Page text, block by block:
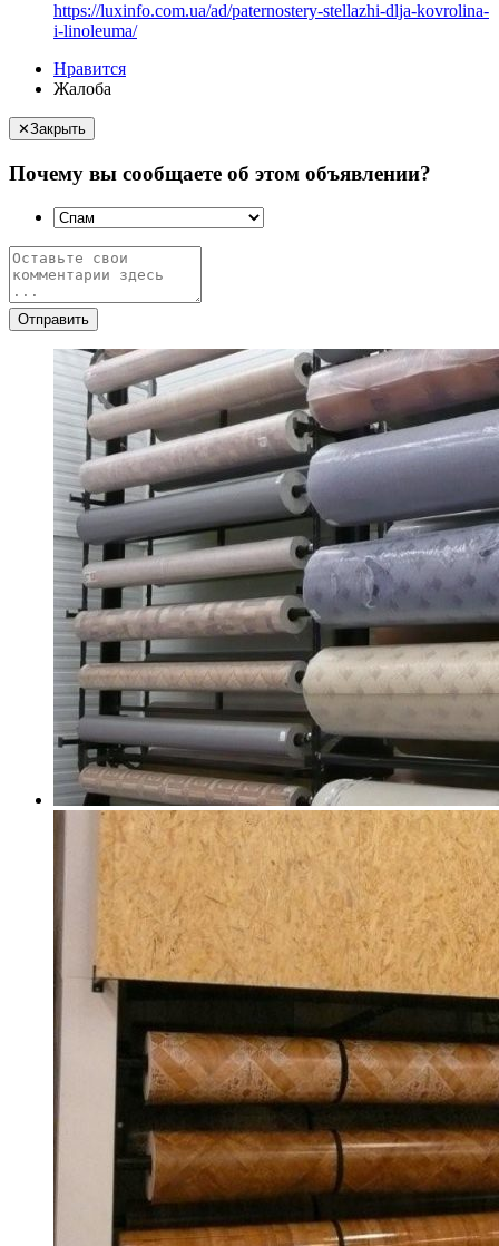
https://luxinfo.com.ua/ad/paternostery-stellazhi-dlja-kovrolina-
i-linoleuma/
Нравится
Жалоба
✕Закрыть
Почему вы сообщаете об этом объявлении?
Отправить